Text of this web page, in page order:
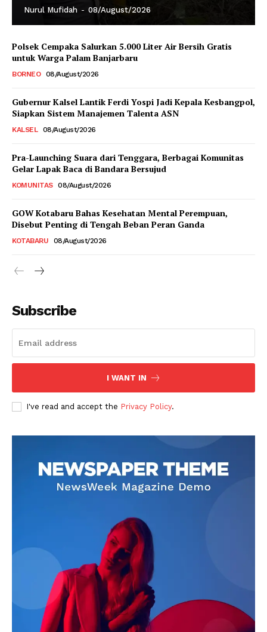
Nurul Mufidah - 08/August/2026
Polsek Cempaka Salurkan 5.000 Liter Air Bersih Gratis
untuk Warga Palam Banjarbaru
BORNEO 08/August/2026
Gubernur Kalsel Lantik Ferdi Yospi Jadi Kepala Kesbangpol,
Siapkan Sistem Manajemen Talenta ASN
KALSEL 08/August/2026
Pra-Launching Suara dari Tenggara, Berbagai Komunitas
Gelar Lapak Baca di Bandara Bersujud
KOMUNITAS 08/August/2026
GOW Kotabaru Bahas Kesehatan Mental Perempuan,
Disebut Penting di Tengah Beban Peran Ganda
KOTABARU 08/August/2026
Subscribe
I WANT IN
I've read and accept the Privacy Policy.